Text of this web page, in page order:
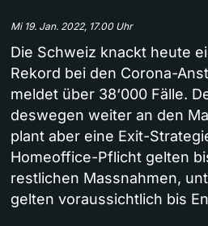
Mi 19. Jan. 2022, 17.00 Uhr
Die Schweiz knackt heute
Rekord bei den Corona-
meldet über 38‘000 Fälle.
deswegen weiter an den
plant aber eine Exit-
Homeoffice-Pflicht gelten
restlichen Massnahmen,
gelten voraussichtlich bis